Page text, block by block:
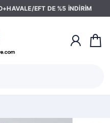
EFT DE %5 İNDİRİM